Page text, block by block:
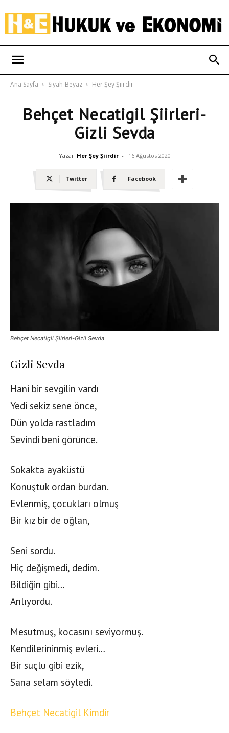
Ana Sayfa Siyah-Beyaz Her Şey Şiirdir
Behçet Necatigil Şiirleri-
Gizli Sevda
Yazar Her Şey Şiirdir - 16 Ağustos 2020
Twitter Facebook
Behçet Necatigil Şiirleri-Gizli Sevda
Gizli Sevda
Hani bir sevgilin vardı
Yedi sekiz sene önce,
Dün yolda rastladım
Sevindi beni görünce.
Sokakta ayaküstü
Konuştuk ordan burdan.
Evlenmiş, çocukları olmuş
Bir kız bir de oğlan,
Seni sordu.
Hiç değişmedi, dedim.
Bildiğin gibi…
Anlıyordu.
Mesutmuş, kocasını seviyormuş.
Kendilerininmiş evleri…
Bir suçlu gibi ezik,
Sana selam söyledi.
Behçet Necatigil Kimdir